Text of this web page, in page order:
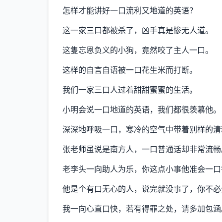
怎样才能讲好一口流利又地道的英语？
这一家三口都被杀了，凶手真是惨无人道。
这隻忘恩负义的小狗，竟然咬了主人一口。
这样的自言自语被一口花生米而打断。
我们一家三口人过着甜甜蜜蜜的生活。
小明会说一口地道的英语，我们都很羡慕他。
深深地呼吸一口，寒冷的空气中带着别样的清
张老师虽说是南方人，一口普通话却非常流畅
老李头一向助人为乐，你这点小事他准会一口
他是个有口无心的人，说完就没事了，你不必
我一向心直口快，若有得罪之处，请多加包涵